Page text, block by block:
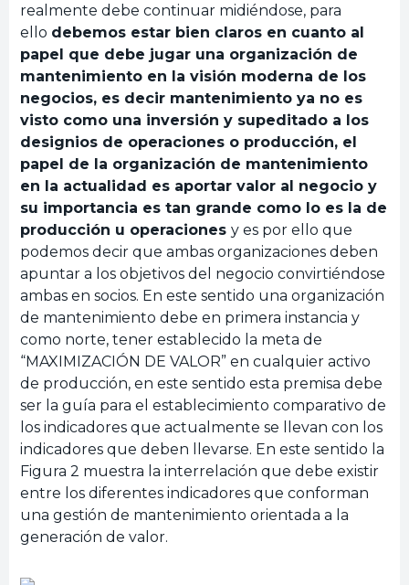
realmente debe continuar midiéndose, para
ello debemos estar bien claros en cuanto al
papel que debe jugar una organización de
mantenimiento en la visión moderna de los
negocios, es decir mantenimiento ya no es
visto como una inversión y supeditado a los
designios de operaciones o producción, el
papel de la organización de mantenimiento
en la actualidad es aportar valor al negocio y
su importancia es tan grande como lo es la de
producción u operaciones y es por ello que
podemos decir que ambas organizaciones deben
apuntar a los objetivos del negocio convirtiéndose
ambas en socios. En este sentido una organización
de mantenimiento debe en primera instancia y
como norte, tener establecido la meta de
“MAXIMIZACIÓN DE VALOR” en cualquier activo
de producción, en este sentido esta premisa debe
ser la guía para el establecimiento comparativo de
los indicadores que actualmente se llevan con los
indicadores que deben llevarse. En este sentido la
Figura 2 muestra la interrelación que debe existir
entre los diferentes indicadores que conforman
una gestión de mantenimiento orientada a la
generación de valor.